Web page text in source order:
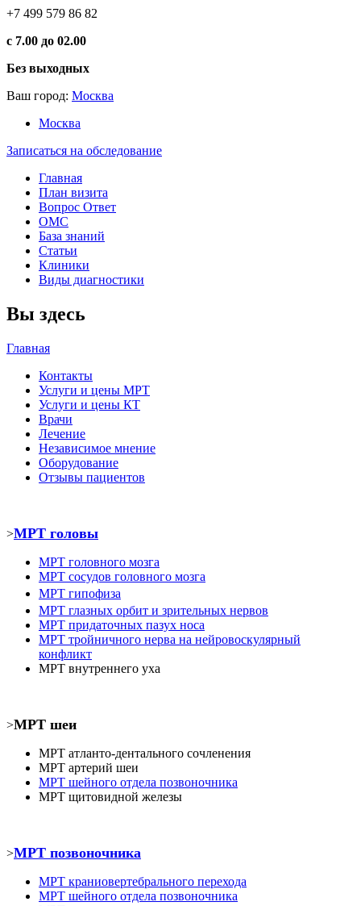
+7 499 579 86 82
с 7.00 до 02.00
Без выходных
Ваш город: Москва
Москва
Записаться на обследование
Главная
План визита
Вопрос Ответ
ОМС
База знаний
Статьи
Клиники
Виды диагностики
Вы здесь
Главная
Контакты
Услуги и цены МРТ
Услуги и цены КТ
Врачи
Лечение
Независимое мнение
Оборудование
Отзывы пациентов
>МРТ головы
МРТ головного мозга
МРТ сосудов головного мозга
МРТ гипофиза
МРТ глазных орбит и зрительных нервов
МРТ придаточных пазух носа
МРТ тройничного нерва на нейровоскулярный
конфликт
МРТ внутреннего уха
>МРТ шеи
МРТ атланто-дентального сочленения
МРТ артерий шеи
МРТ шейного отдела позвоночника
МРТ щитовидной железы
>МРТ позвоночника
МРТ краниовертебрального перехода
МРТ шейного отдела позвоночника